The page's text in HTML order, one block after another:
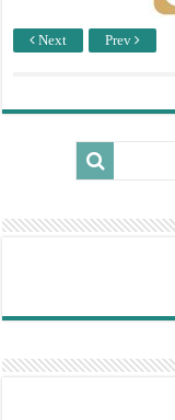
Next Prev